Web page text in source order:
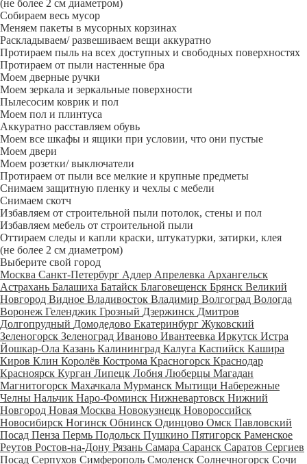
(не более 2 см диаметром)
Собираем весь мусор
Меняем пакеты в мусорных корзинах
Раскладываем/ развешиваем вещи аккуратно
Протираем пыль на всех доступных и свободных поверхностях
Протираем от пыли настенные бра
Моем дверные ручки
Моем зеркала и зеркальные поверхности
Пылесосим коврик и пол
Моем пол и плинтуса
Аккуратно расставляем обувь
Моем все шкафы и ящики при условии, что они пустые
Моем двери
Моем розетки/ выключатели
Протираем от пыли все мелкие и крупные предметы
Снимаем защитную пленку и чехлы с мебели
Снимаем скотч
Избавляем от строительной пыли потолок, стены и пол
Избавляем мебель от строительной пыли
Оттираем следы и капли краски, штукатурки, затирки, клея
(не более 2 см диаметром)
Выберите свой город
Москва Санкт-Петербург Адлер Апрелевка Архангельск
Астрахань Балашиха Батайск Благовещенск Брянск Великий
Новгород Видное Владивосток Владимир Волгоград Вологда
Воронеж Геленджик Грозный Дзержинск Дмитров
Долгопрудный Домодедово Екатеринбург Жуковский
Зеленогорск Зеленоград Иваново Ивантеевка Иркутск Истра
Йошкар-Ола Казань Калининград Калуга Каспийск Кашира
Киров Клин Королёв Кострома Красногорск Краснодар
Красноярск Курган Липецк Лобня Люберцы Магадан
Магнитогорск Махачкала Мурманск Мытищи Набережные
Челны Нальчик Наро-Фоминск Нижневартовск Нижний
Новгород Новая Москва Новокузнецк Новороссийск
Новосибирск Ногинск Обнинск Одинцово Омск Павловский
Посад Пенза Пермь Подольск Пушкино Пятигорск Раменское
Реутов Ростов-на-Дону Рязань Самара Саранск Саратов Сергиев
Посад Серпухов Симферополь Смоленск Солнечногорск Сочи